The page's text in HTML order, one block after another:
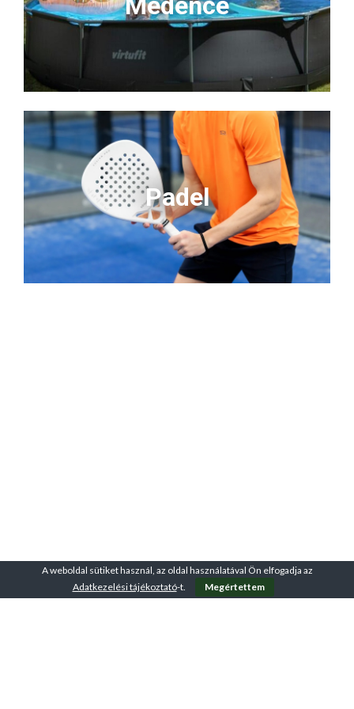
Padel
A weboldal sütiket használ, az oldal használatával Ön elfogadja az
Adatkezelési tájékoztató-t. Megértettem